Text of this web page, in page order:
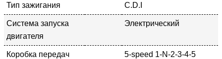
Тип зажигания C.D.I
Система запуска
двигателя
Электрический
Коробка передач 5-speed 1-N-2-3-4-5